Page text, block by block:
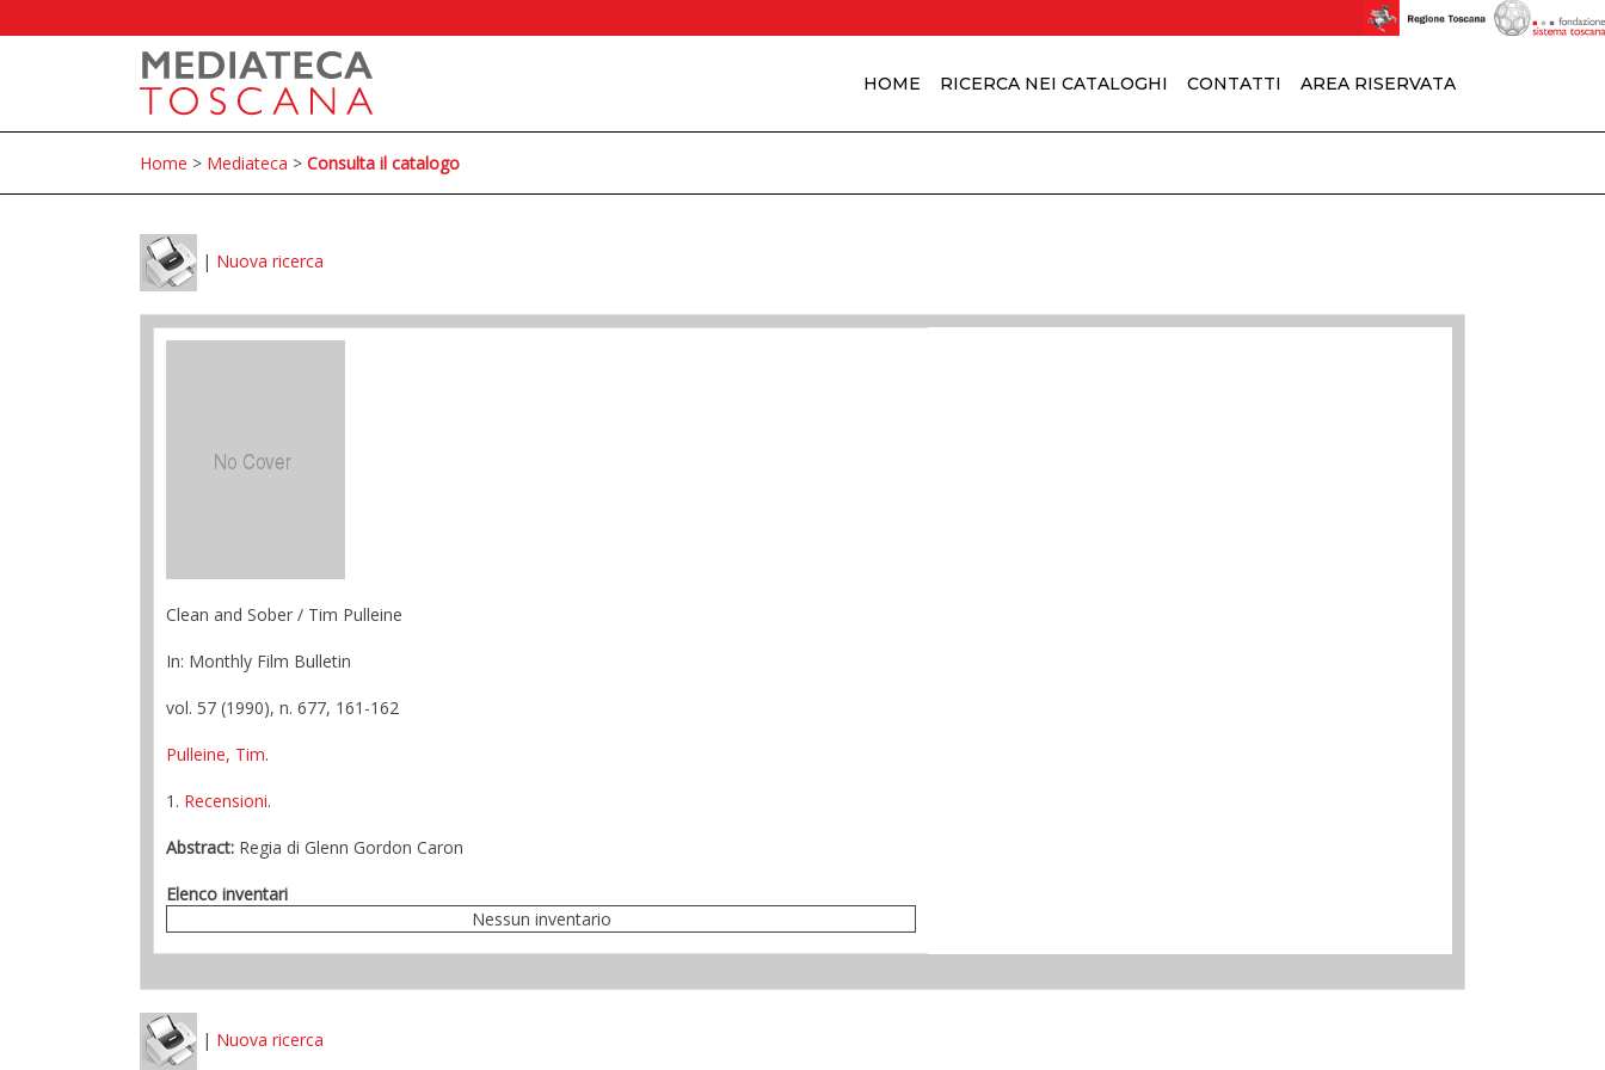
HOME RICERCA NEI CATALOGHI CONTATTI AREA RISERVATA
Home > Mediateca > Consulta il catalogo
| Nuova ricerca
Clean and Sober / Tim Pulleine
In: Monthly Film Bulletin
vol. 57 (1990), n. 677, 161-162
Pulleine, Tim.
1. Recensioni.
Abstract: Regia di Glenn Gordon Caron
Elenco inventari
Nessun inventario
| Nuova ricerca